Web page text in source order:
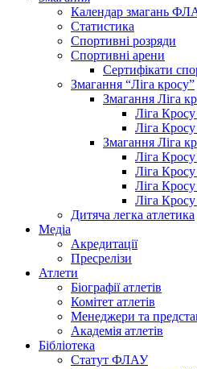
Календар змагань
Статистика
Спортивні розряди
Спортивні арени
Сертифікати
Змагання “Ліга кросу”
Змагання Ліга
Ліга
Ліга
Змагання Ліга
Ліга
Ліга
Ліга
Ліга
Дитяча легка атлетика
Медіа
Акредитації
Пресрелізи
Атлети
Біографії атлетів
Комітет атлетів
Менеджери та
Академія атлетів
Бібліотека
Статут ФЛАУ